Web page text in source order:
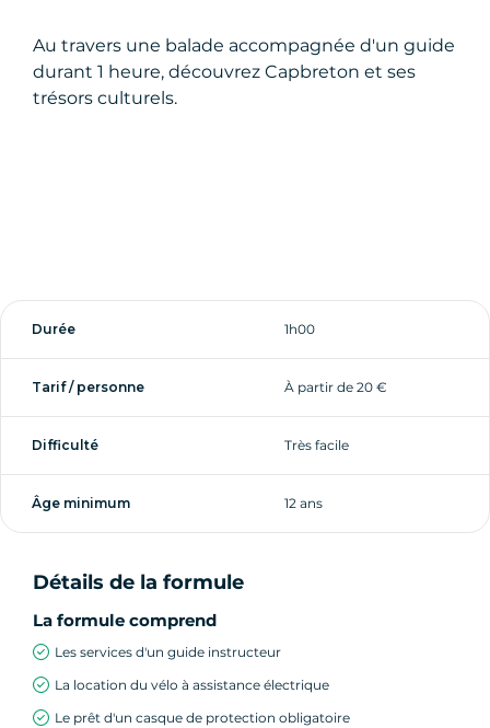
Au travers une balade accompagnée d'un guide
durant 1 heure, découvrez Capbreton et ses
trésors culturels.
Durée 1h00
Tarif / personne À partir de 20 €
Difficulté Très facile
Âge minimum 12 ans
Détails de la formule
La formule comprend
Les services d'un guide instructeur
La location du vélo à assistance électrique
Le prêt d'un casque de protection obligatoire